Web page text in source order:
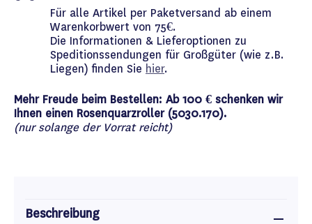
Für alle Artikel per Paketversand ab einem
Warenkorbwert von 75€.
Die Informationen & Lieferoptionen zu
Speditionssendungen für Großgüter (wie z.B.
Liegen) finden Sie hier.
Mehr Freude beim Bestellen: Ab 100 € schenken wir
Ihnen einen Rosenquarzroller (5030.170).
(nur solange der Vorrat reicht)
Beschreibung